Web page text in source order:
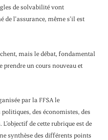
de solvabilité vont
l’assurance, même s’il est
mais le débat, fondamental
prendre un cours nouveau et
par la FFSA le
politiques, des économistes, des
de cette rubrique est de
synthèse des différents points